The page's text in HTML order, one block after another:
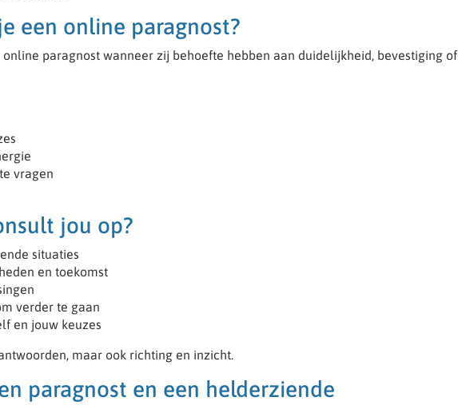
een online paragnost?
paragnost wanneer zij behoefte hebben aan duidelijkheid, bevestiging of
vragen
jou op?
situaties
en toekomst
verder te gaan
en jouw keuzes
maar ook richting en inzicht.
paragnost en een helderziende